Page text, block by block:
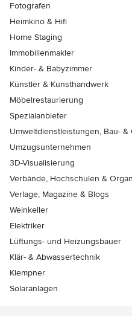
Fotografen
Heimkino & Hifi
Home Staging
Immobilienmakler
Kinder- & Babyzimmer
Künstler & Kunsthandwerk
Möbelrestaurierung
Spezialanbieter
Umweltdienstleistungen, Bau- &
Umzugsunternehmen
3D-Visualisierung
Verbände, Hochschulen &
Verlage, Magazine & Blogs
Weinkeller
Elektriker
Lüftungs- und Heizungsbauer
Klär- & Abwassertechnik
Klempner
Solaranlagen